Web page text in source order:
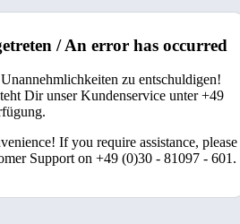
/ An error has occurred
zu entschuldigen!
Dir unser Kundenservice unter +49
If you require assistance, please
Support on +49 (0)30 - 81097 - 601.